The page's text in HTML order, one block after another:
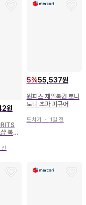
원
복권
피규
전
5%55,537원
원피스 제일복권 토니
토니 초파 피규어
도치기 ・ 1일 전